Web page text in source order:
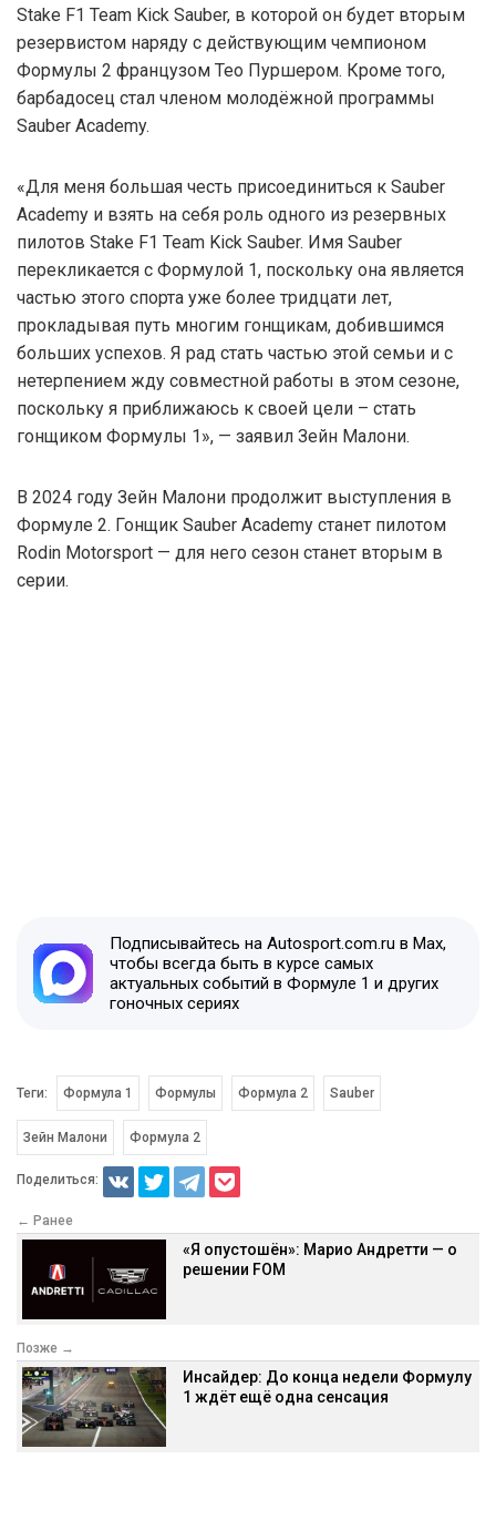
Stake F1 Team Kick Sauber, в которой он будет вторым
резервистом наряду с действующим чемпионом
Формулы 2 французом Тео Пуршером. Кроме того,
барбадосец стал членом молодёжной программы
Sauber Academy.
«Для меня большая честь присоединиться к Sauber
Academy и взять на себя роль одного из резервных
пилотов Stake F1 Team Kick Sauber. Имя Sauber
перекликается с Формулой 1, поскольку она является
частью этого спорта уже более тридцати лет,
прокладывая путь многим гонщикам, добившимся
больших успехов. Я рад стать частью этой семьи и с
нетерпением жду совместной работы в этом сезоне,
поскольку я приближаюсь к своей цели – стать
гонщиком Формулы 1», — заявил Зейн Малони.
В 2024 году Зейн Малони продолжит выступления в
Формуле 2. Гонщик Sauber Academy станет пилотом
Rodin Motorsport — для него сезон станет вторым в
серии.
Подписывайтесь на Autosport.com.ru в Max,
чтобы всегда быть в курсе самых
актуальных событий в Формуле 1 и других
гоночных сериях
Теги: Формула 1 Формулы Формула 2 Sauber
Зейн Малони Формула 2
Поделиться:
← Ранее
«Я опустошён»: Марио Андретти — о
решении FOM
Позже →
Инсайдер: До конца недели Формулу
1 ждёт ещё одна сенсация